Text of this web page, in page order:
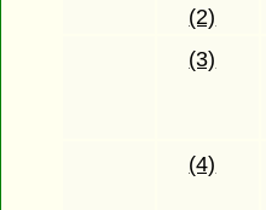
(2)
(3)
(4)